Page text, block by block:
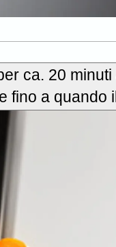
ca. 20
fino a quando